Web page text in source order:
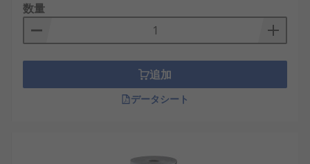
数量
追加
データシート